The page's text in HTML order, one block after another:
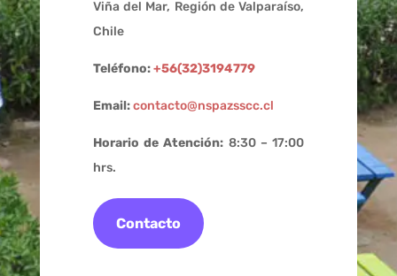
Viña del Mar, Región de Valparaíso,
Chile
Teléfono:+56(32)3194779
Email:contacto@nspazsscc.cl
Horario de Atención: 8:30 – 17:00
hrs.
Contacto